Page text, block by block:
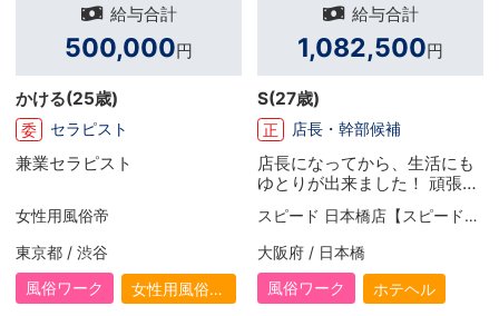
給与合計
500,000円
かける(25歳)
委 セラピスト
兼業セラピスト
女性用風俗帝
東京都 / 渋谷
風俗ワーク
女性用風俗
給与合計
1,082,500円
S(27歳)
正 店長・幹部候補
店長になってから、生活にも
ゆとりが出来ました！ 頑張り
次第でお給料がUPするので、
毎月頑張り甲斐があります。
有給休暇も取る事が出来るの
で、リフレッシュしたい時は
お休みを取って、旅行に出か
けたりもしますね！ 旅行の際
スピード 日本橋店【スピードグループ】
大阪府 / 日本橋
風俗ワーク
ホテヘル